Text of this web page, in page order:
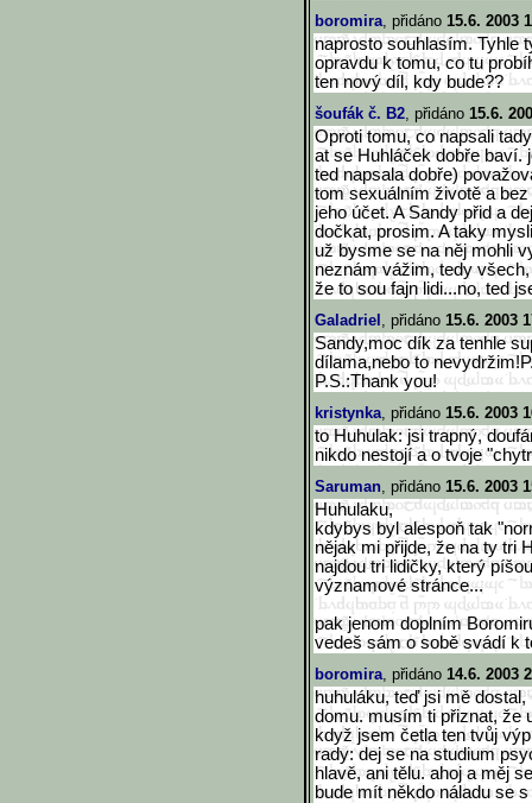
boromira, přidáno 15.6. 2003
naprosto souhlasím. Tyhle
opravdu k tomu, co tu
ten nový díl, kdy bude??
šoufák č. B2, přidáno 15.6.
Oproti tomu, co napsali
at se Huhláček dobře baví.
ted napsala dobře)
tom sexuálním životě a
jeho účet. A Sandy přid a
dočkat, prosim. A taky
už bysme se na něj mohli
neznám vážim, tedy
že to sou fajn lidi...no, ted
Galadriel , přidáno 15.6. 2003
Sandy,moc dík za tenhle
dílama,nebo to
P.S.:Thank you!
kristynka, přidáno 15.6. 2003
to Huhulak: jsi trapný,
nikdo nestojí a o tvoje
Saruman, přidáno 15.6. 2003
Huhulaku,
kdybys byl alespoň tak
nějak mi přijde, že na ty tri
najdou tri lidičky, který
významové stránce...
pak jenom doplním
vedeš sám o sobě svádí k
boromira, přidáno 14.6. 2003
huhuláku, teď jsi mě
domu. musím ti přiznat, že
když jsem četla ten tvůj
rady: dej se na studium
hlavě, ani tělu. ahoj a měj
bude mít někdo náladu se